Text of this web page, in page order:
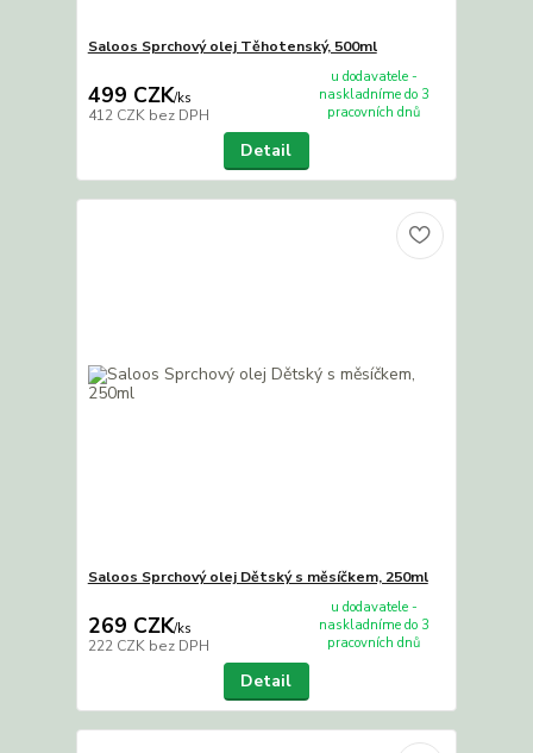
Saloos Sprchový olej Těhotenský, 500ml
499 CZK/ks
412 CZK bez DPH
u dodavatele -
naskladníme do 3
pracovních dnů
Detail
Saloos Sprchový olej Dětský s měsíčkem, 250ml
269 CZK/ks
222 CZK bez DPH
u dodavatele -
naskladníme do 3
pracovních dnů
Detail